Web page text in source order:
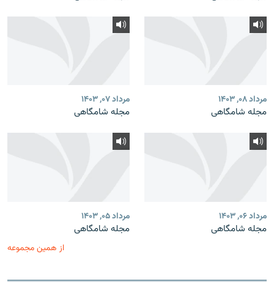
مرداد ۰۸, ۱۴۰۳
مجله شامگاهی
مرداد ۰۷, ۱۴۰۳
مجله شامگاهی
مرداد ۰۶, ۱۴۰۳
مجله شامگاهی
مرداد ۰۵, ۱۴۰۳
مجله شامگاهی
از همین مجموعه